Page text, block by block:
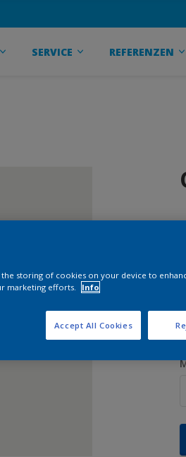
SERVICE REFERENZEN
the storing of cookies on your device to
marketing efforts.
Info
Accept All Cookies